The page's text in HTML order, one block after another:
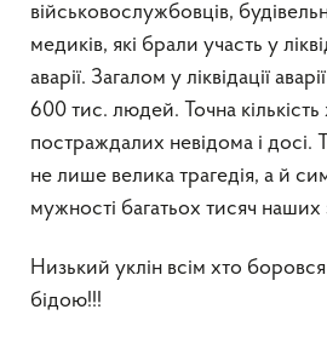
військовослужбовців,
медиків, які брали участь у
аварії. Загалом у ліквідації
600 тис. людей. Точна кількість
постраждалих невідома і
не лише велика трагедія, а й
мужності багатьох тисяч наших
Низький уклін всім хто
бідою!!!